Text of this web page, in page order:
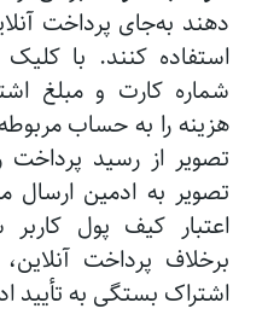
دهند به‌جای پرداخت
استفاده کنند. با
شماره کارت و مبلغ
هزینه را به حساب
تصویر از رسید پرداخت
تصویر به ادمین
اعتبار کیف پول
برخلاف پرداخت
اشتراک بستگی به تأیید